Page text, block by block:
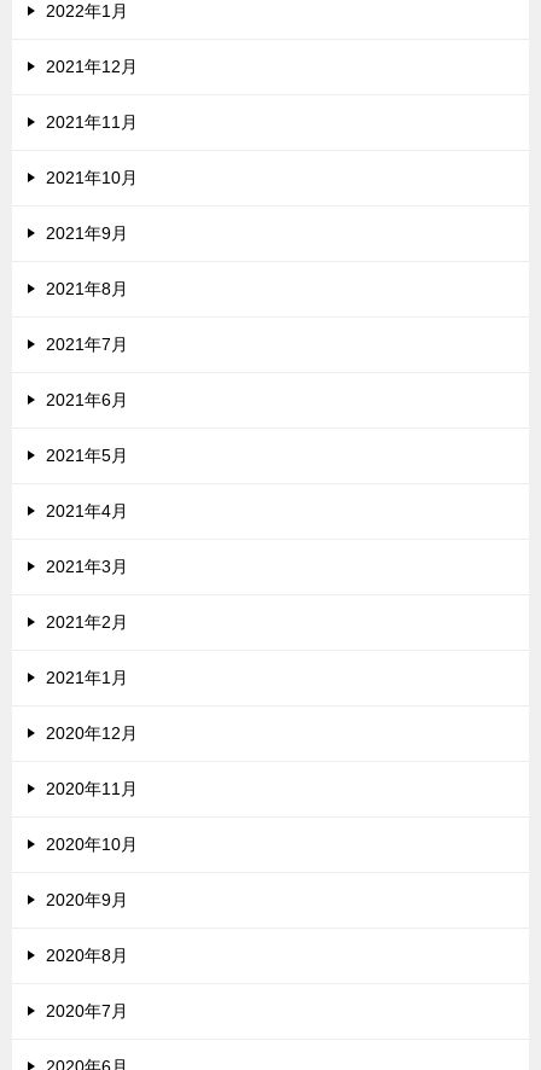
2022年1月
2021年12月
2021年11月
2021年10月
2021年9月
2021年8月
2021年7月
2021年6月
2021年5月
2021年4月
2021年3月
2021年2月
2021年1月
2020年12月
2020年11月
2020年10月
2020年9月
2020年8月
2020年7月